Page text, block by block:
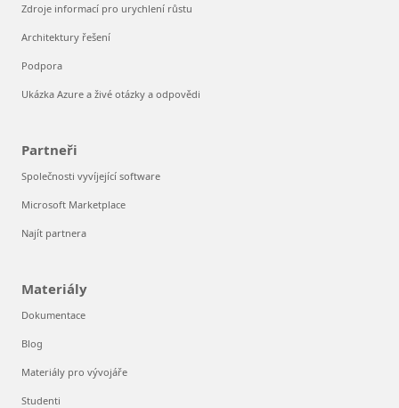
Zdroje informací pro urychlení růstu
Architektury řešení
Podpora
Ukázka Azure a živé otázky a odpovědi
Partneři
Společnosti vyvíjející software
Microsoft Marketplace
Najít partnera
Materiály
Dokumentace
Blog
Materiály pro vývojáře
Studenti